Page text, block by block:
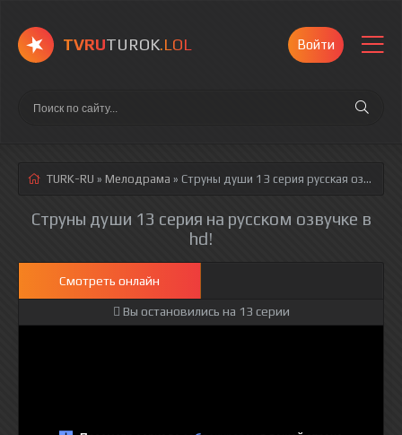
TVRUTUROK.LOL Войти
TURK-RU » Мелодрама » Струны души 13 серия русская озвучка полностью смотреть онлайн!
Струны души 13 серия на русском озвучке в
hd!
Смотреть онлайн
Вы остановились на 13 серии